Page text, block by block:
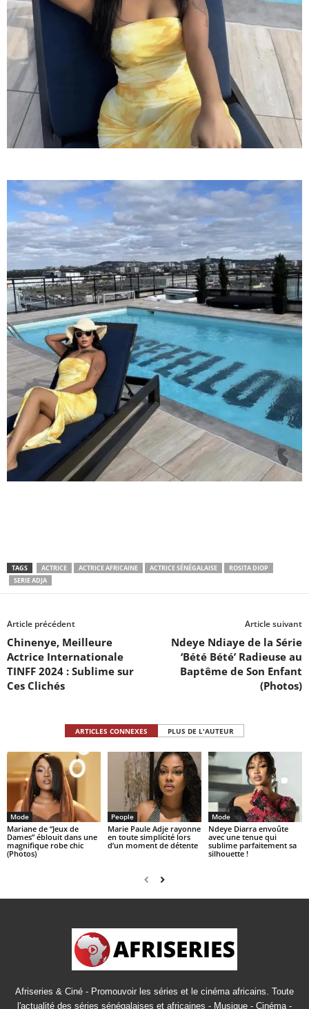
TAGS ACTRICE ACTRICE AFRICAINE ACTRICE SÉNÉGALAISE
ROSITA DIOP
SERIE ADJA
Article précédent
Chinenye, Meilleure
Actrice Internationale
TINFF 2024 : Sublime sur
Ces Clichés
Article suivant
Ndeye Ndiaye de la Série
‘Bété Bété’ Radieuse au
Baptême de Son Enfant
(Photos)
ARTICLES CONNEXES PLUS DE L'AUTEUR
Mode
Mariane de “Jeux de
Dames” éblouit dans une
magnifique robe chic
(Photos)
People
Marie Paule Adje rayonne
en toute simplicité lors
d’un moment de détente
Mode
Ndeye Diarra envoûte
avec une tenue qui
sublime parfaitement sa
silhouette !
Afriseries & Ciné - Promouvoir les séries et le cinéma africains. Toute
l'actualité des séries sénégalaises et africaines - Musique - Cinéma -